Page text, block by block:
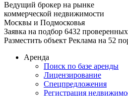
Ведущий брокер на рынке
коммерческой недвижимости
Москвы и Подмосковья
Заявка на подбор 6432
Разместить объект Реклама на 52
Аренда
Поиск по базе аренды
Лицензирование
Спецпредложения
Регистрация